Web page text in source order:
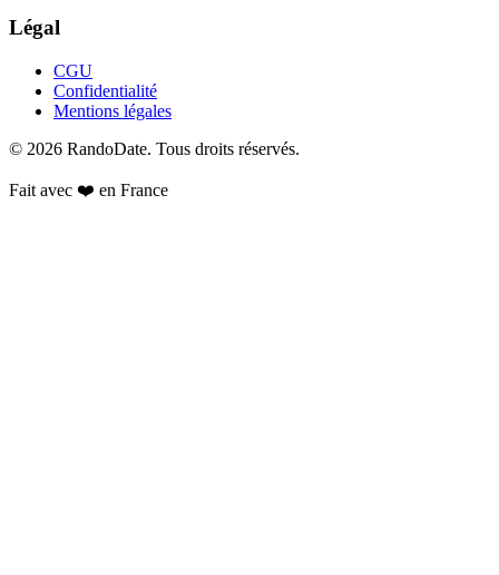
Légal
CGU
Confidentialité
Mentions légales
© 2026 RandoDate. Tous droits réservés.
Fait avec ❤️ en France